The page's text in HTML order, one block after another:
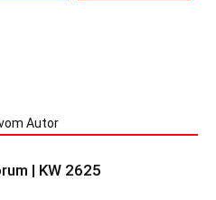
Autor
| KW 2625